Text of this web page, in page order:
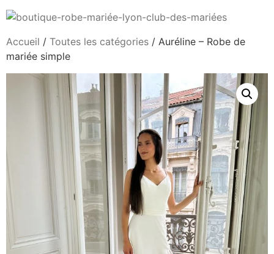
Accueil / Toutes les catégories / Auréline – Robe de
mariée simple